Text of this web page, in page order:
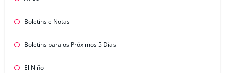
Boletins e Notas
Boletins para os Próximos 5 Dias
El Niño